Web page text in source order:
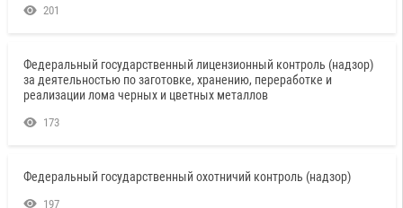
201
Федеральный государственный лицензионный контроль (надзор)
за деятельностью по заготовке, хранению, переработке и
реализации лома черных и цветных металлов
173
Федеральный государственный охотничий контроль (надзор)
197